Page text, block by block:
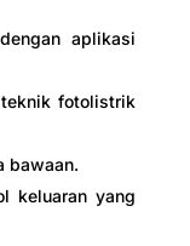
aplikasi
teknik fotolistrik
bawaan.
keluaran yang